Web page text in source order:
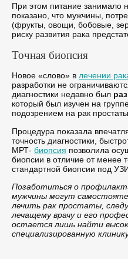
При этом питание занимало
показано, что мужчины,
(фрукты, овощи, бобовые,
риску развития рака
Точная биопсия
Новое «слово» в лечении
разработки не
диагностики недавно был
который был изучен на
подозрением на рак простаты.
Процедура показала
точность диагностики,
МРТ- биопсия позволила
биопсии в отличие от менее
стандартной биопсии под
Позаботиться о
мужчины могут
лечить рак простаты,
лечащему врачу и его
остается лишь найти
специализированную